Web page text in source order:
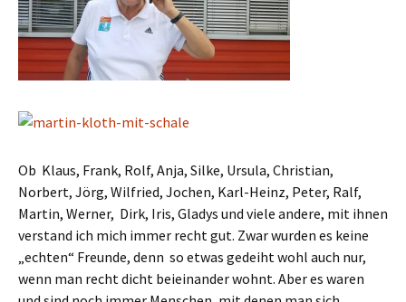
Ob Klaus, Frank, Rolf, Anja, Silke, Ursula, Christian,
Norbert, Jörg, Wilfried, Jochen, Karl-Heinz, Peter, Ralf,
Martin, Werner, Dirk, Iris, Gladys und viele andere, mit ihnen
verstand ich mich immer recht gut. Zwar wurden es keine
„echten“ Freunde, denn so etwas gedeiht wohl auch nur,
wenn man recht dicht beieinander wohnt. Aber es waren